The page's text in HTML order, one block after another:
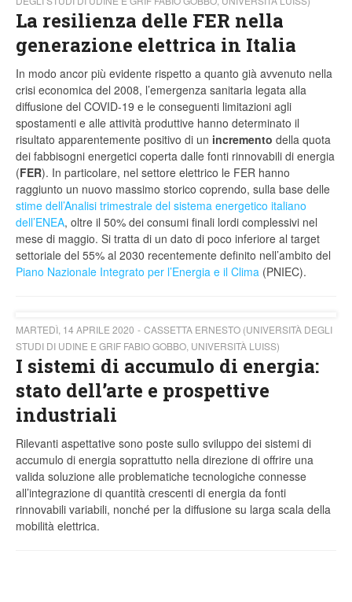
La resilienza delle FER nella
generazione elettrica in Italia
In modo ancor più evidente rispetto a quanto già avvenuto nella
crisi economica del 2008, l’emergenza sanitaria legata alla
diffusione del COVID-19 e le conseguenti limitazioni agli
spostamenti e alle attività produttive hanno determinato il
risultato apparentemente positivo di un incremento della quota
dei fabbisogni energetici coperta dalle fonti rinnovabili di energia
(FER). In particolare, nel settore elettrico le FER hanno
raggiunto un nuovo massimo storico coprendo, sulla base delle
stime dell’Analisi trimestrale del sistema energetico italiano
dell’ENEA, oltre il 50% dei consumi finali lordi complessivi nel
mese di maggio. Si tratta di un dato di poco inferiore al target
settoriale del 55% al 2030 recentemente definito nell’ambito del
Piano Nazionale Integrato per l’Energia e il Clima (PNIEC).
MARTEDÌ, 14 APRILE 2020
CASSETTA ERNESTO (UNIVERSITÀ DEGLI
STUDI DI UDINE E GRIF FABIO GOBBO, UNIVERSITÀ LUISS)
I sistemi di accumulo di energia:
stato dell’arte e prospettive
industriali
Rilevanti aspettative sono poste sullo sviluppo dei sistemi di
accumulo di energia soprattutto nella direzione di offrire una
valida soluzione alle problematiche tecnologiche connesse
all’integrazione di quantità crescenti di energia da fonti
rinnovabili variabili, nonché per la diffusione su larga scala della
mobilità elettrica.